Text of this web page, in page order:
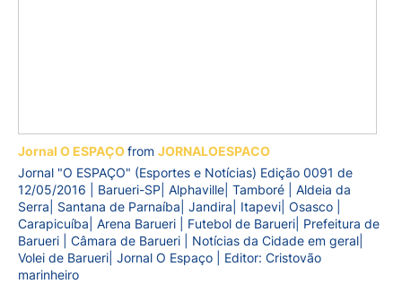
Jornal O ESPAÇOfrom JORNALOESPACO
Jornal "O ESPAÇO" (Esportes e Notícias) Edição 0091 de
12/05/2016 | Barueri-SP| Alphaville| Tamboré | Aldeia da
Serra| Santana de Parnaíba| Jandira| Itapevi| Osasco |
Carapicuíba| Arena Barueri | Futebol de Barueri| Prefeitura de
Barueri | Câmara de Barueri | Notícias da Cidade em geral|
Volei de Barueri| Jornal O Espaço | Editor: Cristovão
marinheiro